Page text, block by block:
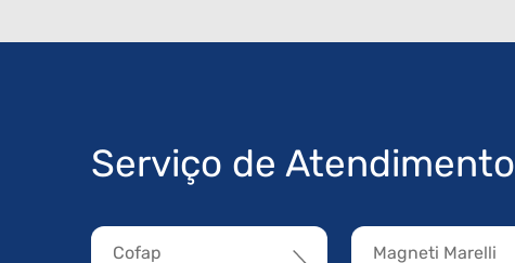
Serviço de Atendimento
Cofap Magneti Marelli